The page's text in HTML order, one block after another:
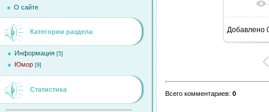
О сайте
Категории раздела
Информация [5]
Юмор [9]
Статистика
В
Добавлено
Всего комментариев: 0